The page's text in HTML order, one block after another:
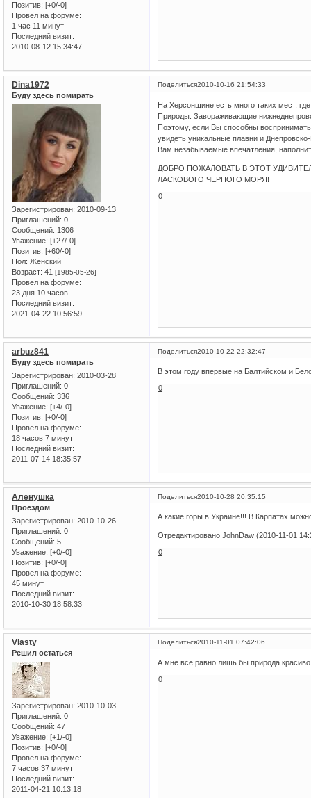
Позитив: [+0/-0]
Провел на форуме:
1 час 11 минут
Последний визит:
2010-08-12 15:34:47
Поделиться2010-10-16 21:54:33
Dina1972
Буду здесь помирать
Зарегистрирован: 2010-09-13
Приглашений: 0
Сообщений: 1306
Уважение: [+27/-0]
Позитив: [+60/-0]
Пол: Женский
Возраст: 41 [1985-05-26]
Провел на форуме:
23 дня 10 часов
Последний визит:
2021-04-22 10:56:59
На Херсонщине есть много таких мест,
Природы. Завораживающие
Поэтому, если Вы способны
увидеть уникальные плавни и
Вам незабываемые впечатления,
ДОБРО ПОЖАЛОВАТЬ В ЭТОТ
ЛАСКОВОГО ЧЕРНОГО МОРЯ!
0
Поделиться2010-10-22 22:32:47
arbuz841
Буду здесь помирать
Зарегистрирован: 2010-03-28
Приглашений: 0
Сообщений: 336
Уважение: [+4/-0]
Позитив: [+0/-0]
Провел на форуме:
18 часов 7 минут
Последний визит:
2011-07-14 18:35:57
В этом году впервые на Балтийском и
0
Поделиться2010-10-28 20:35:15
Алёнушка
Проездом
Зарегистрирован: 2010-10-26
Приглашений: 0
Сообщений: 5
Уважение: [+0/-0]
Позитив: [+0/-0]
Провел на форуме:
45 минут
Последний визит:
2010-10-30 18:58:33
А какие горы в Украине!!! В Карпатах
Отредактировано JohnDaw (2010-11-01
0
Поделиться2010-11-01 07:42:06
Vlasty
Решил остаться
Зарегистрирован: 2010-10-03
Приглашений: 0
Сообщений: 47
Уважение: [+1/-0]
Позитив: [+0/-0]
Провел на форуме:
7 часов 37 минут
Последний визит:
2011-04-21 10:13:18
А мне всё равно лишь бы природа
0